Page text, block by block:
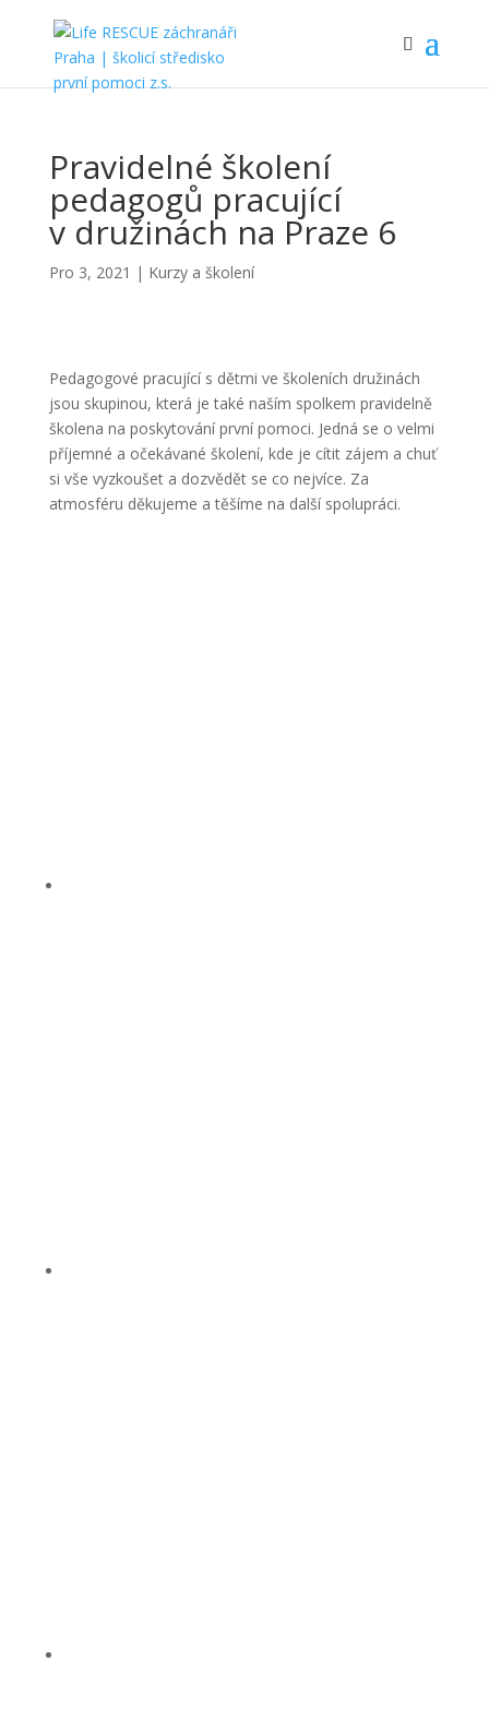
Pravidelné školení
pedagogů pracující
v družinách na Praze 6
Pro 3, 2021 | Kurzy a školení
Pedagogové pracující s dětmi ve školeních družinách
jsou skupinou, která je také naším spolkem pravidelně
školena na poskytování první pomoci. Jedná se o velmi
příjemné a očekávané školení, kde je cítit zájem a chuť
si vše vyzkoušet a dozvědět se co nejvíce. Za
atmosféru děkujeme a těšíme na další spolupráci.